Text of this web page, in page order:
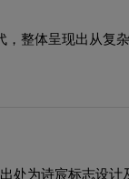
整体呈现出从
处为诗宸标志设计